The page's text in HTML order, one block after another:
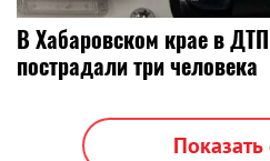
В Хабаровском крае в
пострадали три человека